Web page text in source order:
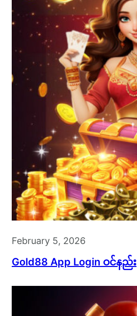
February 5, 2026
Gold88 App Login ဝင်နည်း